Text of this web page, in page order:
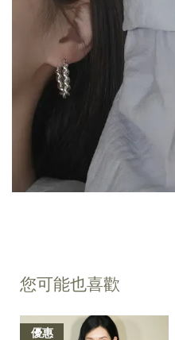
您可能也喜歡
優惠